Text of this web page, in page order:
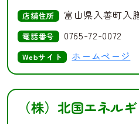
店舗住所 富山県入善町入
電話番号 0765-72-0072
Webサイト ホームページ
（株）北国エネル